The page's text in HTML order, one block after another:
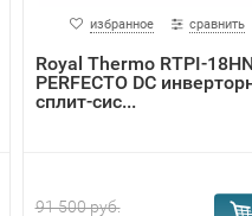
избранное сравнить
Royal Thermo RTPI-
PERFECTO DC
сплит-сис...
91 500 руб.